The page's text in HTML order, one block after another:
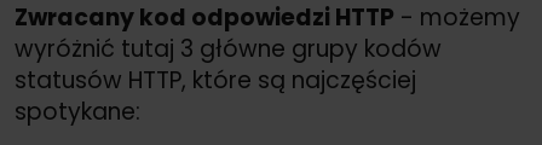
Zwracany kod odpowiedzi HTTP - możemy
wyróżnić tutaj 3 główne grupy kodów
statusów HTTP, które są najczęściej
spotykane: